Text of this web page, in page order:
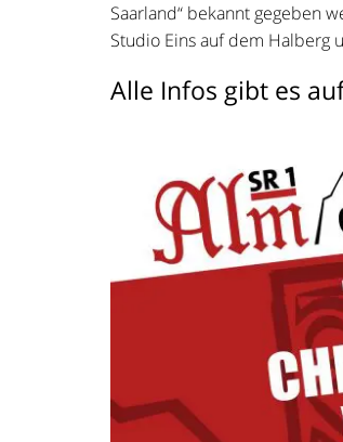
Saarland“ bekannt gegeben
Studio Eins auf dem Halberg
Alle Infos gibt es